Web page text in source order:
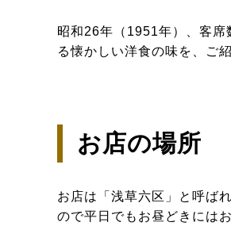
昭和26年（1951年）、客席
る懐かしい洋食の味を、ご
お店の場所
お店は「浅草六区」と呼ば
ので平日でもお昼どきには